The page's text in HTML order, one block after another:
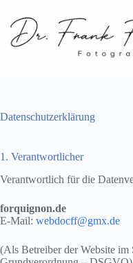
Inhalt
springen
Datenschutzerklärung
1. Verantwortlicher
Verantwortlich für die
forquignon.de
E-Mail: webdocff@gmx.de
(Als Betreiber der Website im